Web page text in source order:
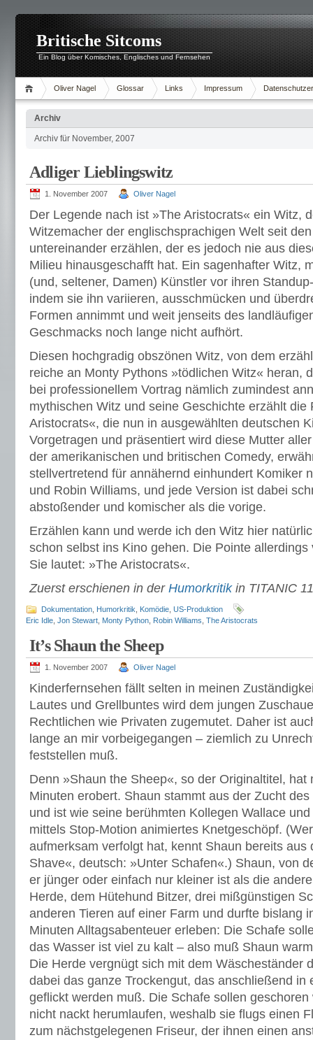
Britische Sitcoms
Ein Blog über Komisches, Englisches und Fernsehen
Oliver Nagel Glossar Links Impressum
Archiv
Archiv für November, 2007
Adliger Lieblingswitz
1. November 2007 Oliver Nagel
Der Legende nach ist »The Aristocrats« ein Witz,
Witzemacher der englischsprachigen Welt seit
untereinander erzählen, der es jedoch nie aus
Milieu hinausgeschafft hat. Ein sagenhafter Witz,
(und, seltener, Damen) Künstler vor ihren
indem sie ihn variieren, ausschmücken und
Formen annimmt und weit jenseits des
Geschmacks noch lange nicht aufhört.
Diesen hochgradig obszönen Witz, von dem
reiche an Monty Pythons »tödlichen Witz« heran,
bei professionellem Vortrag nämlich zumindest
mythischen Witz und seine Geschichte erzählt die
Aristocrats«, die nun in ausgewählten deutschen
Vorgetragen und präsentiert wird diese Mutter
der amerikanischen und britischen Comedy,
stellvertretend für annähernd einhundert Komiker
und Robin Williams, und jede Version ist dabei
abstoßender und komischer als die vorige.
Erzählen kann und werde ich den Witz hier
schon selbst ins Kino gehen. Die Pointe
Sie lautet: »The Aristocrats«.
Zuerst erschienen in der Humorkritikin TITANIC
Dokumentation Humorkritik Komödie US-Produktion
Eric Idle Jon Stewart Monty Python Robin Williams The Aristocrats
It’s Shaun the Sheep
1. November 2007 Oliver Nagel
Kinderfernsehen fällt selten in meinen
Lautes und Grellbuntes wird dem jungen
Rechtlichen wie Privaten zugemutet. Daher ist
lange an mir vorbeigegangen – ziemlich zu
feststellen muß.
Denn »Shaun the Sheep«, so der Originaltitel, hat
Minuten erobert. Shaun stammt aus der Zucht
und ist wie seine berühmten Kollegen Wallace
mittels Stop-Motion animiertes Knetgeschöpf.
aufmerksam verfolgt hat, kennt Shaun bereits aus
Shave«, deutsch: »Unter Schafen«.) Shaun, von
er jünger oder einfach nur kleiner ist als die
Herde, dem Hütehund Bitzer, drei mißgünstigen
anderen Tieren auf einer Farm und durfte bislang
Minuten Alltagsabenteuer erleben: Die Schafe
das Wasser ist viel zu kalt – also muß Shaun
Die Herde vergnügt sich mit dem Wäscheständer
dabei das ganze Trockengut, das anschließend in
geflickt werden muß. Die Schafe sollen
nicht nackt herumlaufen, weshalb sie flugs einen
zum nächstgelegenen Friseur, der ihnen einen